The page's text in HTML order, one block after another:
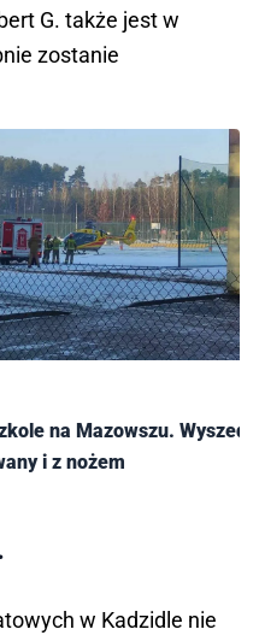
G. także jest w
zostanie
na Mazowszu. Wyszedł
i z nożem
w Kadzidle nie